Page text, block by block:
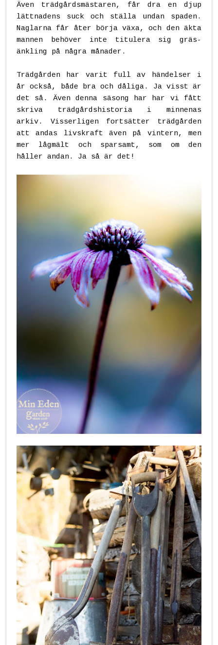
Även trädgårdsmästaren, får dra en djup
lättnadens suck och ställa undan spaden.
Naglarna får åter börja växa, och den äkta
mannen behöver inte titulera sig gräs-
änkling på några månader.
Trädgården har varit full av händelser i
år också, både bra och dåliga. Ja visst är
det så. Även denna säsong har har vi fått
skriva trädgårdshistoria i minnenas
arkiv. Visserligen fortsätter trädgården
att andas livskraft även på vintern, men
mer lågmält och sparsamt, som om den
håller andan. Ja så är det!